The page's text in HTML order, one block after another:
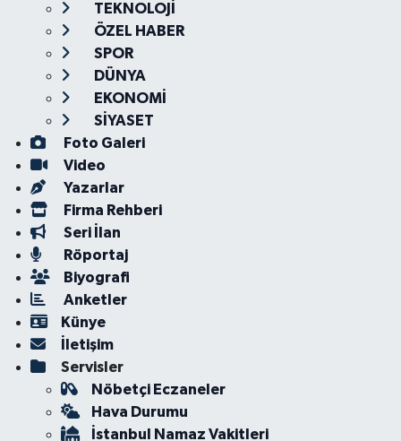
TEKNOLOJİ
ÖZEL HABER
SPOR
DÜNYA
EKONOMİ
SİYASET
Foto Galeri
Video
Yazarlar
Firma Rehberi
Seri İlan
Röportaj
Biyografi
Anketler
Künye
İletişim
Servisler
Nöbetçi Eczaneler
Hava Durumu
İstanbul Namaz Vakitleri